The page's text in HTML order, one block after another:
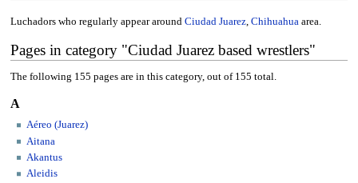
Jump
navigation
Jump
search
Luchadors who regularly appear around Ciudad Juarez, Chihuahua area.
Pages in category "Ciudad Juarez based wrestlers"
The following 155 pages are in this category, out of 155 total.
A
Aéreo (Juarez)
Aitana
Akantus
Aleidis